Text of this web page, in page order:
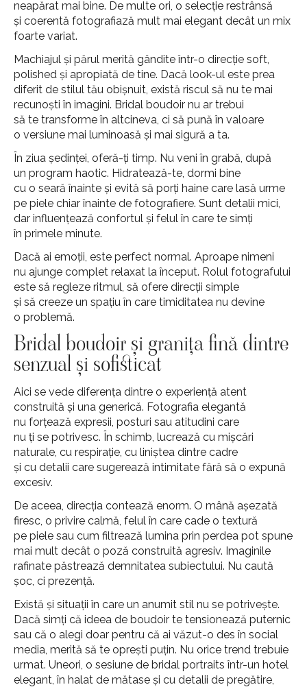
neapărat mai bine. De multe ori, o selecție restrânsă
și coerentă fotografiază mult mai elegant decât un mix
foarte variat.
Machiajul și părul merită gândite într-o direcție soft,
polished și apropiată de tine. Dacă look-ul este prea
diferit de stilul tău obișnuit, există riscul să nu te mai
recunoști în imagini. Bridal boudoir nu ar trebui
să te transforme în altcineva, ci să pună în valoare
o versiune mai luminoasă și mai sigură a ta.
În ziua ședinței, oferă-ți timp. Nu veni în grabă, după
un program haotic. Hidratează-te, dormi bine
cu o seară înainte și evită să porți haine care lasă urme
pe piele chiar înainte de fotografiere. Sunt detalii mici,
dar influențează confortul și felul în care te simți
în primele minute.
Dacă ai emoții, este perfect normal. Aproape nimeni
nu ajunge complet relaxat la început. Rolul fotografului
este să regleze ritmul, să ofere direcții simple
și să creeze un spațiu în care timiditatea nu devine
o problemă.
Bridal boudoir și granița fină dintre
senzual și sofisticat
Aici se vede diferența dintre o experiență atent
construită și una generică. Fotografia elegantă
nu forțează expresii, posturi sau atitudini care
nu ți se potrivesc. În schimb, lucrează cu mișcări
naturale, cu respirație, cu liniștea dintre cadre
și cu detalii care sugerează intimitate fără să o expună
excesiv.
De aceea, direcția contează enorm. O mână așezată
firesc, o privire calmă, felul în care cade o textură
pe piele sau cum filtrează lumina prin perdea pot spune
mai mult decât o poză construită agresiv. Imaginile
rafinate păstrează demnitatea subiectului. Nu caută
șoc, ci prezență.
Există și situații în care un anumit stil nu se potrivește.
Dacă simți că ideea de boudoir te tensionează puternic
sau că o alegi doar pentru că ai văzut-o des în social
media, merită să te oprești puțin. Nu orice trend trebuie
urmat. Uneori, o sesiune de bridal portraits într-un hotel
elegant, în halat de mătase și cu detalii de pregătire,